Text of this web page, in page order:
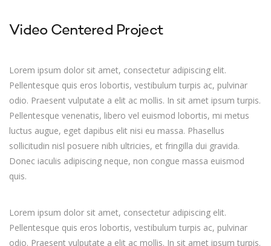
Video Centered Project
Lorem ipsum dolor sit amet, consectetur adipiscing elit.
Pellentesque quis eros lobortis, vestibulum turpis ac, pulvinar
odio. Praesent vulputate a elit ac mollis. In sit amet ipsum turpis.
Pellentesque venenatis, libero vel euismod lobortis, mi metus
luctus augue, eget dapibus elit nisi eu massa. Phasellus
sollicitudin nisl posuere nibh ultricies, et fringilla dui gravida.
Donec iaculis adipiscing neque, non congue massa euismod
quis.
Lorem ipsum dolor sit amet, consectetur adipiscing elit.
Pellentesque quis eros lobortis, vestibulum turpis ac, pulvinar
odio. Praesent vulputate a elit ac mollis. In sit amet ipsum turpis.